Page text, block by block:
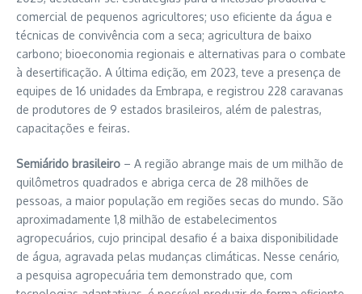
comercial de pequenos agricultores; uso eficiente da água e
técnicas de convivência com a seca; agricultura de baixo
carbono; bioeconomia regionais e alternativas para o combate
à desertificação. A última edição, em 2023, teve a presença de
equipes de 16 unidades da Embrapa, e registrou 228 caravanas
de produtores de 9 estados brasileiros, além de palestras,
capacitações e feiras.
Semiárido brasileiro – A região abrange mais de um milhão de
quilômetros quadrados e abriga cerca de 28 milhões de
pessoas, a maior população em regiões secas do mundo. São
aproximadamente 1,8 milhão de estabelecimentos
agropecuários, cujo principal desafio é a baixa disponibilidade
de água, agravada pelas mudanças climáticas. Nesse cenário,
a pesquisa agropecuária tem demonstrado que, com